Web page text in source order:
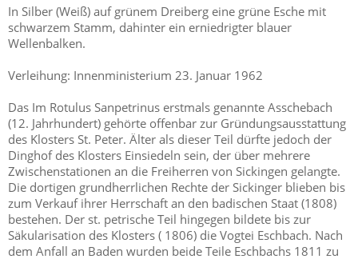
In Silber (Weiß) auf grünem Dreiberg eine grüne Esche mit
schwarzem Stamm, dahinter ein erniedrigter blauer
Wellenbalken.
Verleihung: Innenministerium 23. Januar 1962
Das Im Rotulus Sanpetrinus erstmals genannte Asschebach
(12. Jahrhundert) gehörte offenbar zur Gründungsausstattung
des Klosters St. Peter. Älter als dieser Teil dürfte jedoch der
Dinghof des Klosters Einsiedeln sein, der über mehrere
Zwischenstationen an die Freiherren von Sickingen gelangte.
Die dortigen grundherrlichen Rechte der Sickinger blieben bis
zum Verkauf ihrer Herrschaft an den badischen Staat (1808)
bestehen. Der st. petrische Teil hingegen bildete bis zur
Säkularisation des Klosters ( 1806) die Vogtei Eschbach. Nach
dem Anfall an Baden wurden beide Teile Eschbachs 1811 zu